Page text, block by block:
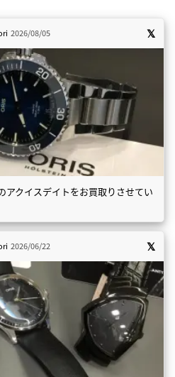
2026/08/05
アクイスデイトをお買取りさせてい
2026/06/22